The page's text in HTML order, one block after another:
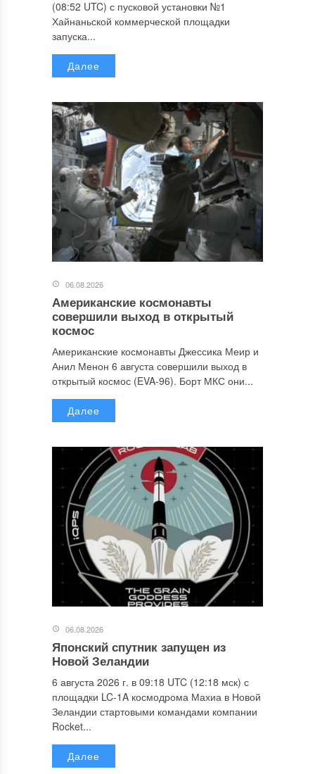
(08:52 UTC) с пусковой установки №1
Хайнаньской коммерческой площадки
запуска...
Далее
06.08.2026
Американские космонавты
совершили выход в открытый
космос
Американские космонавты Джессика Меир и
Анил Менон 6 августа совершили выход в
открытый космос (EVA-96). Борт МКС они...
Далее
06.08.2026
Японский спутник запущен из
Новой Зеландии
6 августа 2026 г. в 09:18 UTC (12:18 мск) с
площадки LC-1A космодрома Махиа в Новой
Зеландии стартовыми командами компании
Rocket...
Далее